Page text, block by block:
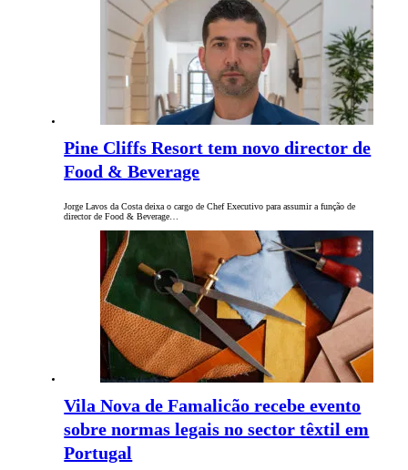
Pine Cliffs Resort tem novo director de
Food & Beverage
Jorge Lavos da Costa deixa o cargo de Chef Executivo para assumir a função de
director de Food & Beverage…
Vila Nova de Famalicão recebe evento
sobre normas legais no sector têxtil em
Portugal